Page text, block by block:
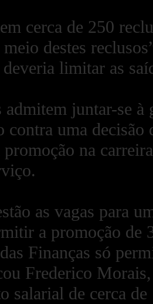
cerca de 250
destes
deveria limitar as
admitem juntar-se
contra uma
na
as vagas para
a promoção de
Finanças só
Frederico
salarial de cerca